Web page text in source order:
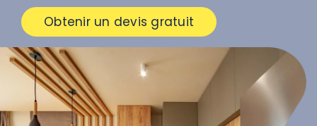
Obtenir un devis gratuit